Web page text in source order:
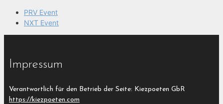
PRV Event
NXT Event
Impressum
Verantwortlich für den Betrieb der Seite: Kiezpoeten GbR
https://kiezpoeten.com